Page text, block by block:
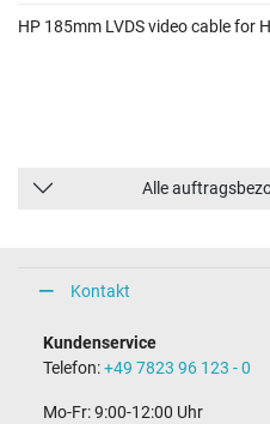
HP 185mm LVDS video cable for
Alle
Kontakt
Kundenservice
Telefon:+49 7823 96 123 - 0
Mo-Fr: 9:00-12:00 Uhr